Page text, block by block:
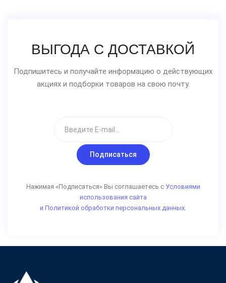
ВЫГОДА С ДОСТАВКОЙ
Подпишитесь и получайте информацию о действующих
акциях и подборки товаров на свою почту.
Подписаться
Нажимая «Подписаться» Вы соглашаетесь с Условиями
использования сайта
и Политикой обработки персональных данных.